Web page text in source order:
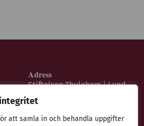
att samla in och behandla uppgifter
Adress
Stiftelsen Thulehem i Lund
Thulehemsvägen 40